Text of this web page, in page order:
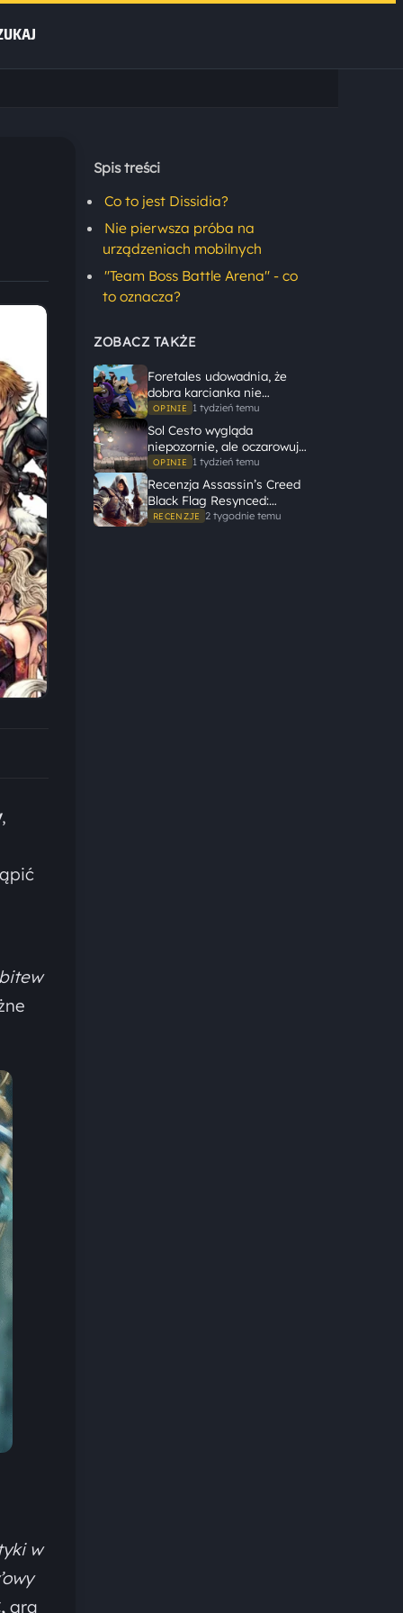
,
w
gra
Spis treści
Co to jest Dissidia?
Nie pierwsza próba na
urządzeniach mobilnych
"Team Boss Battle Arena" - co
to oznacza?
ZOBACZ TAKŻE
Foretales udowadnia, że
dobra karcianka nie
potrzebuje wielkiego
świata, żeby opowiedzieć
dużą historię
OPINIE 1 tydzień temu
Sol Cesto wygląda
niepozornie, ale oczarowuje
gameplayem
OPINIE 1 tydzień temu
Recenzja Assassin’s Creed
Black Flag Resynced:
Ubisoft tego nie zepsuł
RECENZJE 2 tygodnie temu